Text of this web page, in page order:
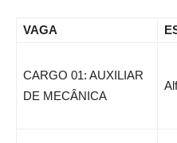
VAGA
CARGO 01: AUXILIAR
DE MECÂNICA